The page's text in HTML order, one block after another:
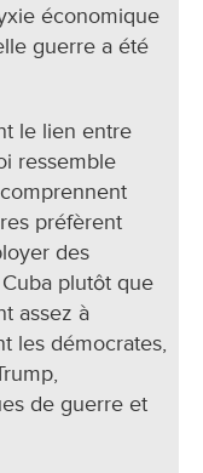
économique
guerre a été
le lien entre
ressemble
préfèrent
des
plutôt que
assez à
les démocrates,
de guerre et